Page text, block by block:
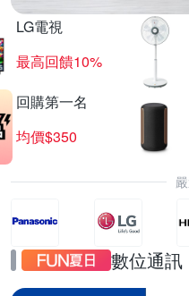
LG電視
最高回饋10%
回購第一名
均價$350
數位通訊